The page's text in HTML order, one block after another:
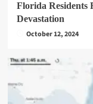
Florida Residents
Devastation
October 12, 2024